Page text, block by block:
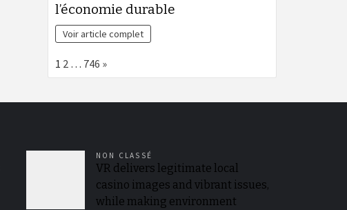
l’économie durable
Voir article complet
Page:
1 2 … 746 Next
»
NON CLASSÉ
VR delivers legitimate local
casino images and vibrant issues,
while making environment